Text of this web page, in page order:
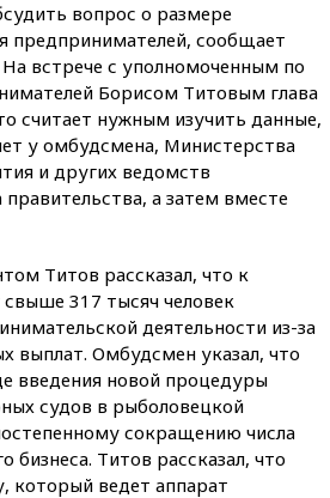
вопрос о размере
предпринимателей, сообщает
встрече с уполномоченным по
Борисом Титовым глава
считает нужным изучить данные,
у омбудсмена, Министерства
и других ведомств
а затем вместе
Титов рассказал, что к
317 тысяч человек
деятельности из-за
выплат. Омбудсмен указал, что
введения новой процедуры
судов в рыболовецкой
сокращению числа
бизнеса. Титов рассказал, что
который ведет аппарат